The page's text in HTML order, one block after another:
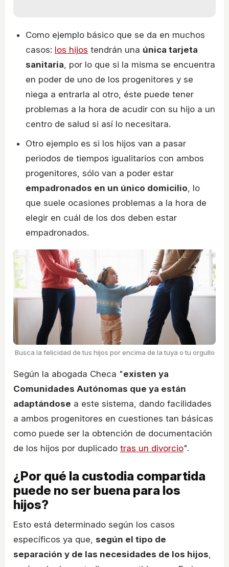
Como ejemplo básico que se da en muchos
casos: los hijos tendrán una única tarjeta
sanitaria, por lo que si la misma se encuentra
en poder de uno de los progenitores y se
niega a entrarla al otro, éste puede tener
problemas a la hora de acudir con su hijo a un
centro de salud si así lo necesitara.
Otro ejemplo es si los hijos van a pasar
periodos de tiempos igualitarios con ambos
progenitores, sólo van a poder estar
empadronados en un único domicilio, lo
que suele ocasiones problemas a la hora de
elegir en cuál de los dos deben estar
empadronados.
Busca la felicidad de tus hijos por encima de la tuya o tu orgullo
Según la abogada Checa "existen ya
Comunidades Autónomas que ya están
adaptándose a este sistema, dando facilidades
a ambos progenitores en cuestiones tan básicas
como puede ser la obtención de documentación
de los hijos por duplicado tras un divorcio".
¿Por qué la custodia compartida
puede no ser buena para los
hijos?
Esto está determinado según los casos
específicos ya que, según el tipo de
separación y de las necesidades de los hijos